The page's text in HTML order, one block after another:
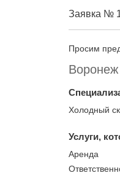
Заявка №
Просим
Воронеж
Холодный
Услуги,
Аренда